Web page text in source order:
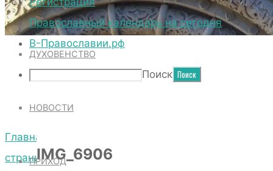
ТЕРРИТОРИЯ СОБОРА
ДУХОВЕНСТВО
НОВОСТИ
ПРИХОД
IMG_6906
Главная
страницаIMG_6906
Православный календарь на сегодня
В-Православии.рф
Поиск